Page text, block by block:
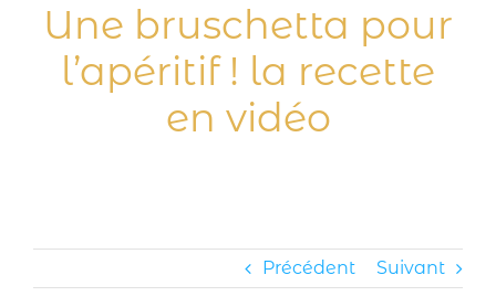
Une bruschetta pour
l’apéritif ! la recette
en vidéo
Précédent Suivant